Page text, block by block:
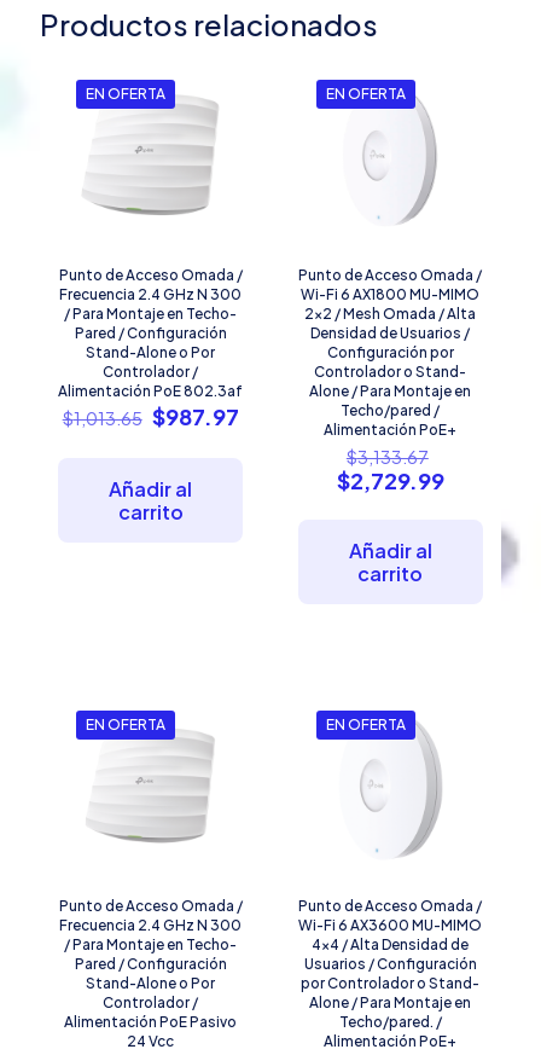
Productos relacionados
EN OFERTA
Punto de Acceso Omada /
Frecuencia 2.4 GHz N 300
/ Para Montaje en Techo-
Pared / Configuración
Stand-Alone o Por
Controlador /
Alimentación PoE 802.3af
$1,013.65 El
precio
era:
$1,013.65.
$987.97El
Añadir al
carrito
EN OFERTA
Punto de Acceso Omada /
Wi-Fi 6 AX1800 MU-MIMO
2×2 / Mesh Omada / Alta
Densidad de Usuarios /
Configuración por
Controlador o Stand-
Alone / Para Montaje en
Techo/pared /
Alimentación PoE+
$3,133.67
precio
original
$3,133.67.
$2,729.99El
actual
Añadir al
carrito
EN OFERTA
Punto de Acceso Omada /
Frecuencia 2.4 GHz N 300
/ Para Montaje en Techo-
Pared / Configuración
Stand-Alone o Por
Controlador /
Alimentación PoE Pasivo
24 Vcc
EN OFERTA
Punto de Acceso Omada /
Wi-Fi 6 AX3600 MU-MIMO
4×4 / Alta Densidad de
Usuarios / Configuración
por Controlador o Stand-
Alone / Para Montaje en
Techo/pared. /
Alimentación PoE+